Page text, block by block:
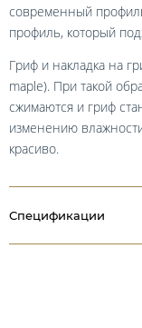
современный
профиль, который
Гриф и накладка на
maple). При такой
сжимаются и гриф
изменению
красиво.
Спецификации